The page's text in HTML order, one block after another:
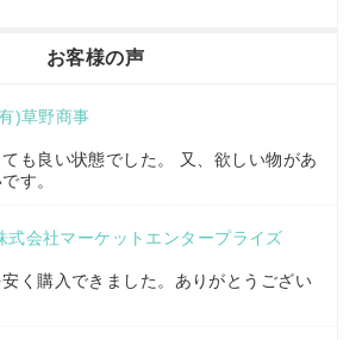
商事
お客様の声
)草野商事
も良い状態でした。 又、欲しい物があ
す。
式会社マーケットエンタープライズ
く購入できました。ありがとうござい